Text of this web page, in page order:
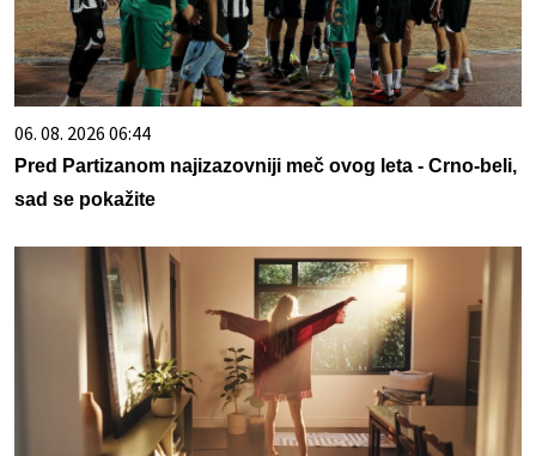
06. 08. 2026 06:44
Pred Partizanom najizazovniji meč ovog leta - Crno-beli,
sad se pokažite